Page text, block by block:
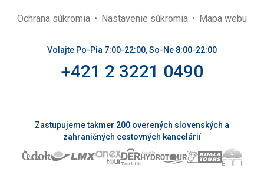
Ochrana súkromia Nastavenie súkromia Mapa webu
Volajte Po-Pia 7:00-22:00, So-Ne 8:00-22:00
+421 2 3221 0490
Zastupujeme takmer 200 overených slovenských a
zahraničných cestovných kancelárií